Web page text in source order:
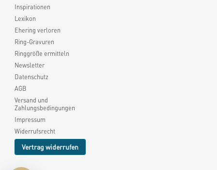
Inspirationen
Lexikon
Ehering verloren
Ring-Gravuren
Ringgröße ermitteln
Newsletter
Datenschutz
AGB
Versand und
Zahlungsbedingungen
Impressum
Widerrufsrecht
Vertrag widerrufen